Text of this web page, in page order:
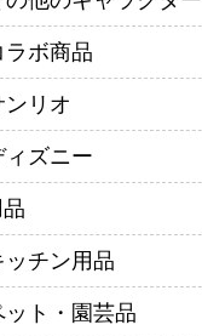
ラボ商品
ンリオ
ィズニー
品
ッチン用品
ット・園芸品